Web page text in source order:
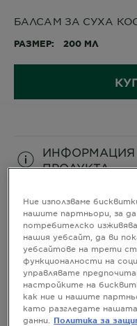
БАЛСАМ ЗА СУХА
РАЗМЕР 200 МЛ
ИНФОРМАЦИЯ
ПРОДУКТА
CLOSE SUBPANEL
СЪСТАВ
CLOSE SUBPANEL
ИНФОРМАЦИЯ
БЕЗОПАСНОСM
Ние използваме
нашите партньори, за
потребителско
нашия уебсайт, да ви
уебсайтове на трети
функционалности на
управлявате
настройките на
как ние и нашите
като разгледате
данни.
Политика за